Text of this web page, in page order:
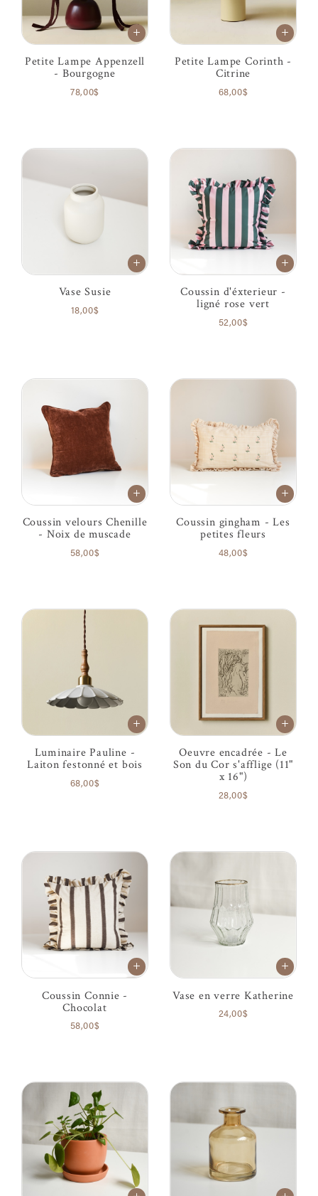
Petite Lampe Appenzell
- Bourgogne
78,00$
Petite Lampe Corinth -
Citrine
68,00$
Vase Susie
18,00$
Coussin d'éxterieur -
ligné rose vert
52,00$
Coussin velours Chenille
- Noix de muscade
58,00$
Coussin gingham - Les
petites fleurs
48,00$
Luminaire Pauline -
Laiton festonné et bois
68,00$
Oeuvre encadrée - Le
Son du Cor s'afflige (11"
x 16")
28,00$
Coussin Connie -
Chocolat
58,00$
Vase en verre Katherine
24,00$